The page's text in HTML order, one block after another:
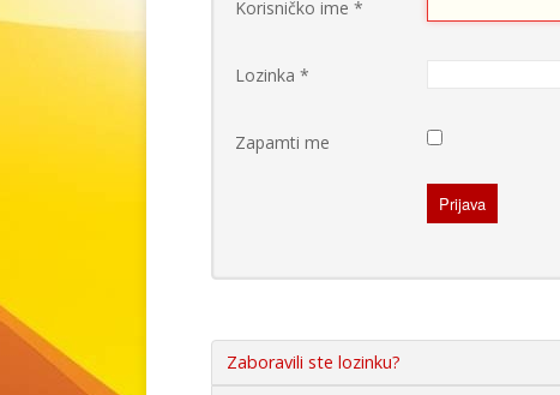
Korisničko ime *
Lozinka *
Zapamti me
Prijava
Zaboravili ste lozinku?